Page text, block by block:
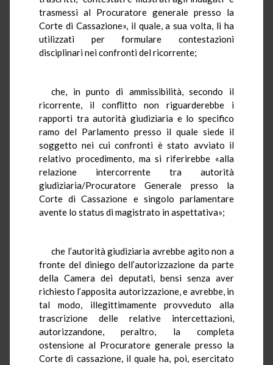
trasmessi al Procuratore generale presso la
Corte di Cassazione», il quale, a sua volta, li ha
utilizzati per formulare contestazioni
disciplinari nei confronti del ricorrente;
che, in punto di ammissibilità, secondo il
ricorrente, il conflitto non riguarderebbe i
rapporti tra autorità giudiziaria e lo specifico
ramo del Parlamento presso il quale siede il
soggetto nei cui confronti è stato avviato il
relativo procedimento, ma si riferirebbe «alla
relazione intercorrente tra autorità
giudiziaria/Procuratore Generale presso la
Corte di Cassazione e singolo parlamentare
avente lo status di magistrato in aspettativa»;
che l’autorità giudiziaria avrebbe agito non a
fronte del diniego dell’autorizzazione da parte
della Camera dei deputati, bensì senza aver
richiesto l’apposita autorizzazione, e avrebbe, in
tal modo, illegittimamente provveduto alla
trascrizione delle relative intercettazioni,
autorizzandone, peraltro, la completa
ostensione al Procuratore generale presso la
Corte di cassazione, il quale ha, poi, esercitato